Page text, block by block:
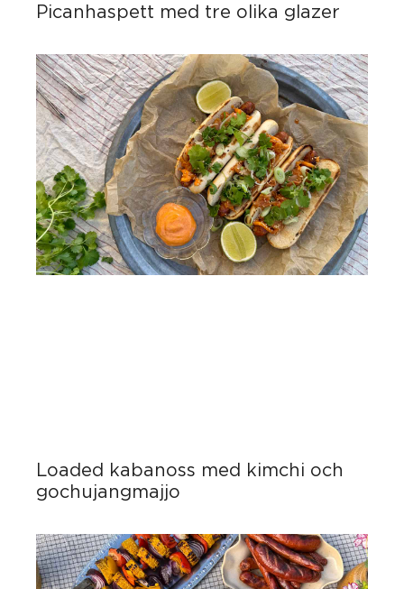
Picanhaspett med tre olika glazer
Loaded kabanoss med kimchi och
gochujangmajjo